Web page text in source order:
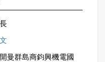
曼群島商鈞興機電國